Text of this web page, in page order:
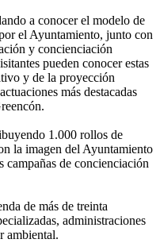
a conocer el modelo de
el Ayuntamiento, junto con
y concienciación
pueden conocer estas
y de la proyección
más destacadas
1.000 rollos de
la imagen del Ayuntamiento
de concienciación
de más de treinta
administraciones
ambiental.